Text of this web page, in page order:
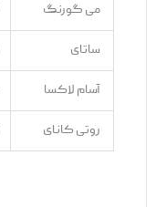
می گورنگ
ساتای
آسام لاکسا
روتی کانای